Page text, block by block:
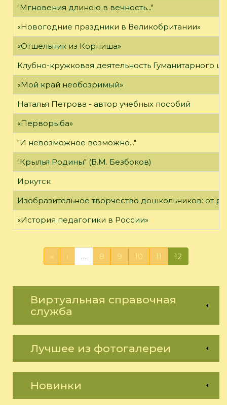
"Мгновения длиною в вечность..."
«Новогодние праздники в Великобритании»
«Отшельник из Корниша»
Клубно-кружковая деятельность Гуманитарного
«Мой край необозримый»
Наталья Петрова - автор учебных пособий
«Перворыба»
"И невозможное возможно..."
"Крылья Родины" (В.М. Безбоков)
Иркутск
Изобразительное творчество дошкольников: от
«История педагогики в России»
« ‹ … 8 9 10 11 12
Виртуальная справочная
служба
Лучшее из фотогалереи
Новинки